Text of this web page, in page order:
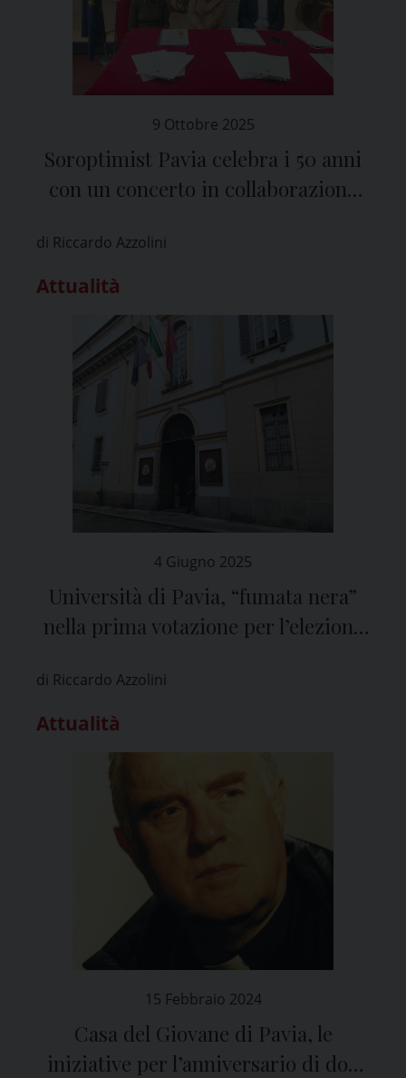
9 Ottobre 2025
Soroptimist Pavia celebra i 50 anni
con un concerto in collaborazione
di Riccardo Azzolini
Attualità
4 Giugno 2025
Università di Pavia, “fumata nera”
nella prima votazione per l’elezione
di Riccardo Azzolini
Attualità
15 Febbraio 2024
Casa del Giovane di Pavia, le
iniziative per l’anniversario di don